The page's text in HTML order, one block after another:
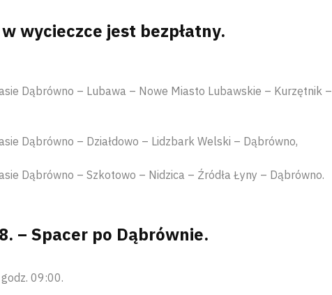
w wycieczce jest bezpłatny.
Dąbrówno – Lubawa – Nowe Miasto Lubawskie – Kurzętnik –
Dąbrówno – Działdowo – Lidzbark Welski – Dąbrówno,
Dąbrówno – Szkotowo – Nidzica – Źródła Łyny – Dąbrówno.
– Spacer po Dąbrównie.
09:00.